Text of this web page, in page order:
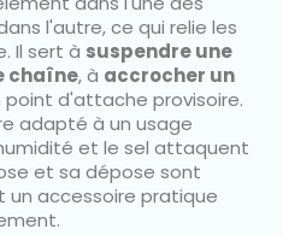
l'autre, ce qui relie les
Il sert à suspendre une
chaîne, à accrocher un
point d'attache provisoire.
adapté à un usage
et le sel attaquent
et sa dépose sont
un accessoire pratique